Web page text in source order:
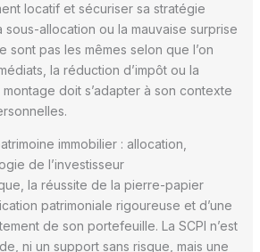
locatif et sécuriser sa stratégie
allocation ou la mauvaise surprise
sont pas les mêmes selon que l’on
la réduction d’impôt ou la
doit s’adapter à son contexte
immobilier : allocation,
de l’investisseur
la réussite de la pierre-papier
patrimoniale rigoureuse et d’une
de son portefeuille. La SCPI n’est
ni un support sans risque, mais une